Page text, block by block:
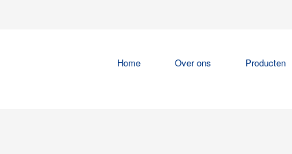
Home Over ons Producten